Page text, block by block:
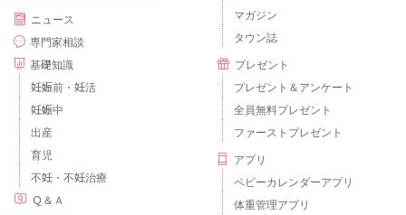
ニュース
専門家相談
基礎知識
妊娠前・妊活
妊娠中
出産
育児
不妊・不妊治療
Ｑ＆Ａ
マガジン
タウン誌
プレゼント
プレゼント＆アンケート
全員無料プレゼント
ファーストプレゼント
アプリ
ベビーカレンダーアプリ
体重管理アプリ